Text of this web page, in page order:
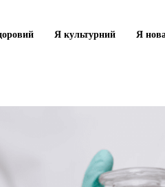
Я культурний Я